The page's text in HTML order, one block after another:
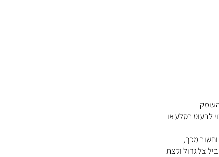
לבעוט בסלע או
מכך,
צל גדול וקצת